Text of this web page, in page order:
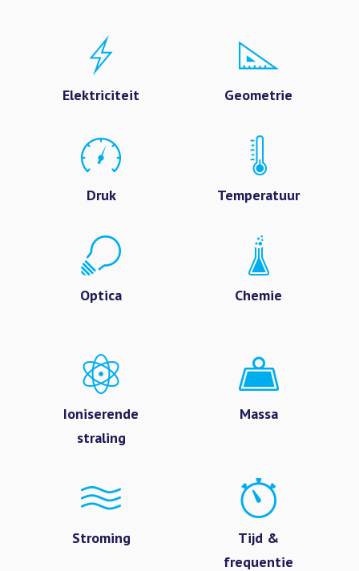
Elektriciteit Geometrie
Druk Temperatuur
Optica Chemie
Ioniserende
straling
Massa
Stroming
Tijd &
frequentie